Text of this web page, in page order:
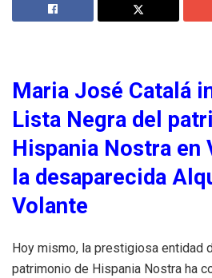
Maria José Catalá
Lista Negra del
Hispania Nostra en
la desaparecida
Volante
Hoy mismo, la prestigiosa entidad
patrimonio de Hispania Nostra ha